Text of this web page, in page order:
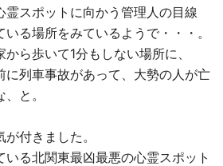
霊スポットに向かう管理人の目線
る場所をみているようで・・・。
ら歩いて1分もしない場所に、
に列車事故があって、大勢の人が亡
と。
付きました。
いる北関東最凶最悪の心霊スポット